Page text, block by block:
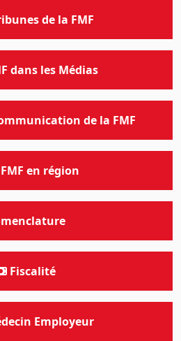
de la FMF
dans les Médias
de la FMF
en région
Fiscalité
Employeur